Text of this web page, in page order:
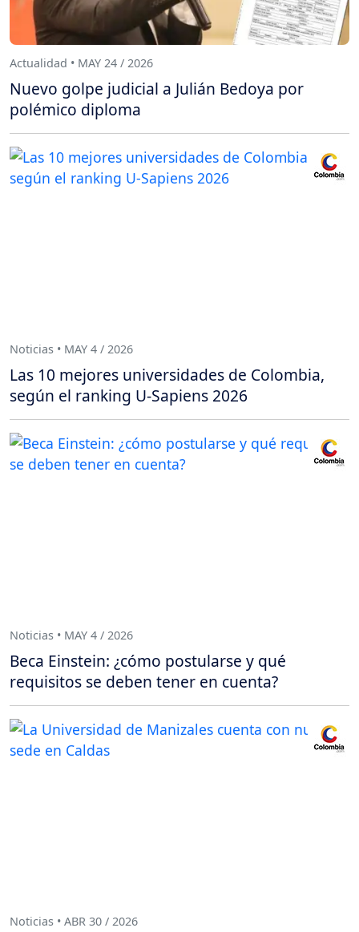
Actualidad • MAY 24 / 2026
Nuevo golpe judicial a Julián Bedoya por
polémico diploma
Noticias • MAY 4 / 2026
Las 10 mejores universidades de Colombia,
según el ranking U-Sapiens 2026
Noticias • MAY 4 / 2026
Beca Einstein: ¿cómo postularse y qué
requisitos se deben tener en cuenta?
Noticias • ABR 30 / 2026